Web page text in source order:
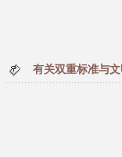
有关双重标准与